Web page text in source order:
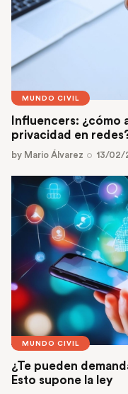
MUNDO CIVIL
Influencers: ¿cómo
privacidad en
by Mario Álvarez 13/02/
MUNDO CIVIL
¿Te pueden
Esto supone la ley